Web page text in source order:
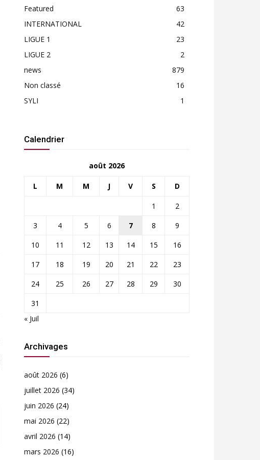
Featured
63
INTERNATIONAL
42
LIGUE 1
23
LIGUE 2
2
news
879
Non classé
16
SYLI
1
Calendrier
août 2026
L M M J V S D
1
2
3
4 5 6 7 8
9
10
11 12 13 14 15
16
17
18 19 20 21 22
23
24
25 26 27 28 29
30
31
« Juil
Archivages
août 2026 (6)
juillet 2026 (34)
juin 2026 (24)
mai 2026 (22)
avril 2026 (14)
mars 2026 (16)